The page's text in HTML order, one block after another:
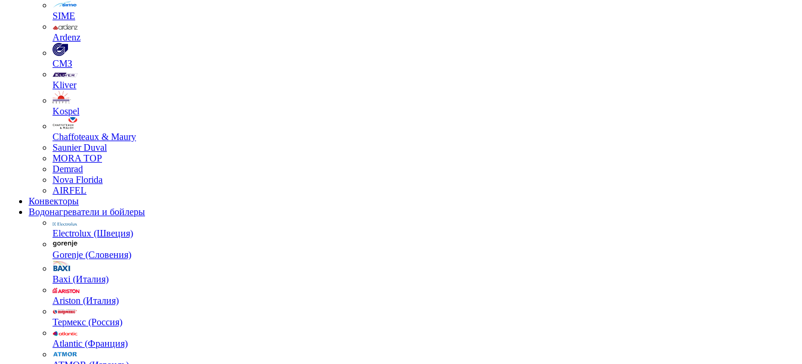
SIME
Ardenz
СМЗ
Kliver
Kospel
Chaffoteaux & Maury
Saunier Duval
MORA TOP
Demrad
Nova Florida
AIRFEL
Конвекторы
Водонагреватели и бойлеры
Electrolux (Швеция)
Gorenje (Словения)
Baxi (Италия)
Ariston (Италия)
Термекс (Россия)
Atlantic (Франция)